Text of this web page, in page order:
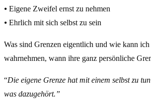
⦁ Eigene Zweifel ernst zu nehmen
⦁ Ehrlich mit sich selbst zu sein
Was sind Grenzen eigentlich und wie kann
wahrnehmen, wann ihre ganz persönliche
“Die eigene Grenze hat mit einem selbst zu
was dazugehört.”